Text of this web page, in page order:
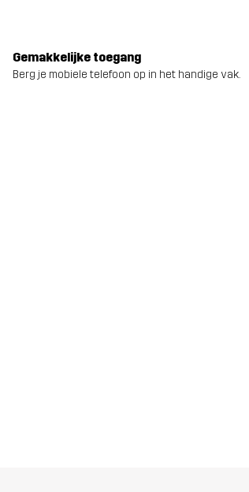
Gemakkelijke toegang
Berg je mobiele telefoon op in het handige vak.